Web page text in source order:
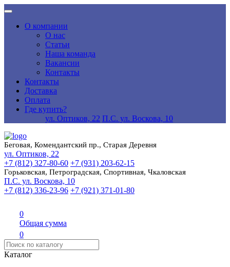
О компании
О нас
Статьи
Наша команда
Вакансии
Контакты
Контакты
Доставка
Оплата
Где купить?
ул. Оптиков, 22 П.С. ул. Воскова, 10
Беговая, Комендантский пр., Старая Деревня
ул. Оптиков, 22
+7 (812) 327-80-60 +7 (931) 203-62-15
Горьковская, Петроградская, Спортивная, Чкаловская
П.С. ул. Воскова, 10
+7 (812) 336-23-96 +7 (921) 371-01-80
0
Общая сумма
0
Каталог